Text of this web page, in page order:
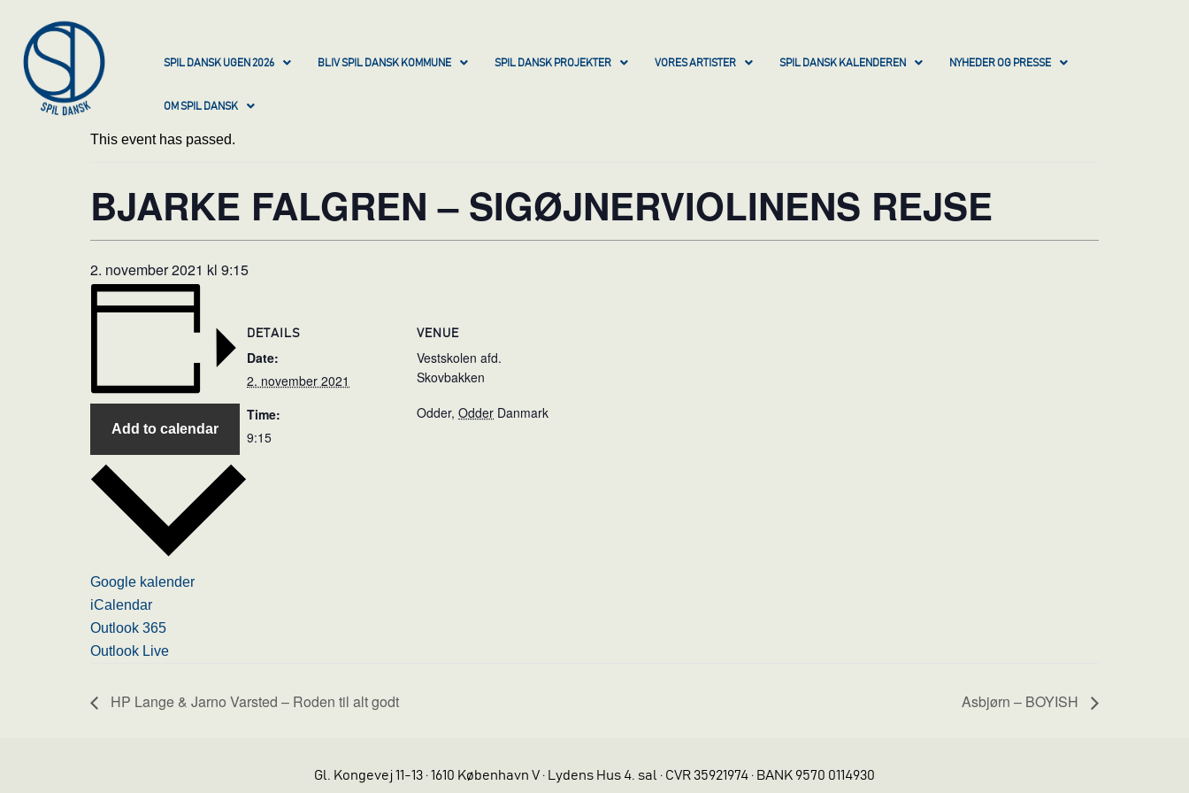
SPIL DANSK UGEN 2026 BLIV SPIL DANSK KOMMUNE SPIL DANSK PROJEKTER VORES ARTISTER SPIL DANSK KALENDEREN NYHEDER OG PRESSE
OM SPIL DANSK
This event has passed.
BJARKE FALGREN – SIGØJNERVIOLINENS REJSE
2. november 2021 kl 9:15
Add to calendar
Google kalender
iCalendar
Outlook 365
Outlook Live
DETAILS
Date:
2. november 2021
Time:
9:15
VENUE
Vestskolen afd.
Skovbakken
Odder, Odder Danmark
HP Lange & Jarno Varsted – Roden til alt godt Asbjørn – BOYISH
Gl. Kongevej 11-13 · 1610 København V · Lydens Hus 4. sal · CVR 35921974 · BANK 9570 0114930